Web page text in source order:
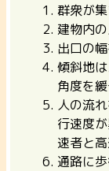
群衆が
建物内
出口の
傾斜地
角度を
人の流
行速度
速者と
通路に